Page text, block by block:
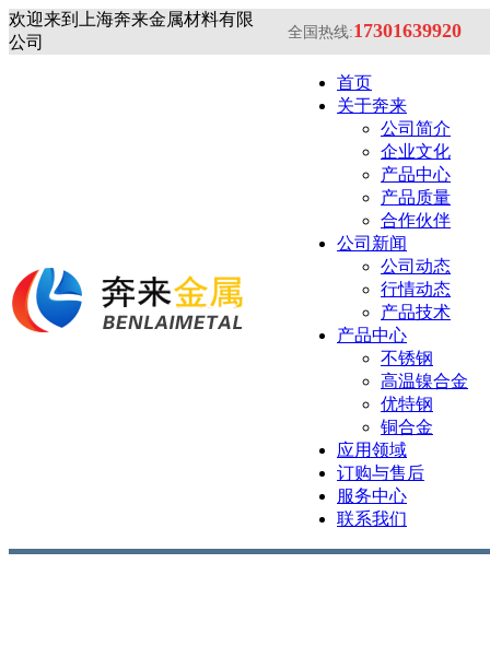
欢迎来到上海奔来金属材料有限
公司
全国热线:17301639920
首页
关于奔来
公司简介
企业文化
产品中心
产品质量
合作伙伴
公司新闻
公司动态
行情动态
产品技术
产品中心
不锈钢
高温镍合金
优特钢
铜合金
应用领域
订购与售后
服务中心
联系我们